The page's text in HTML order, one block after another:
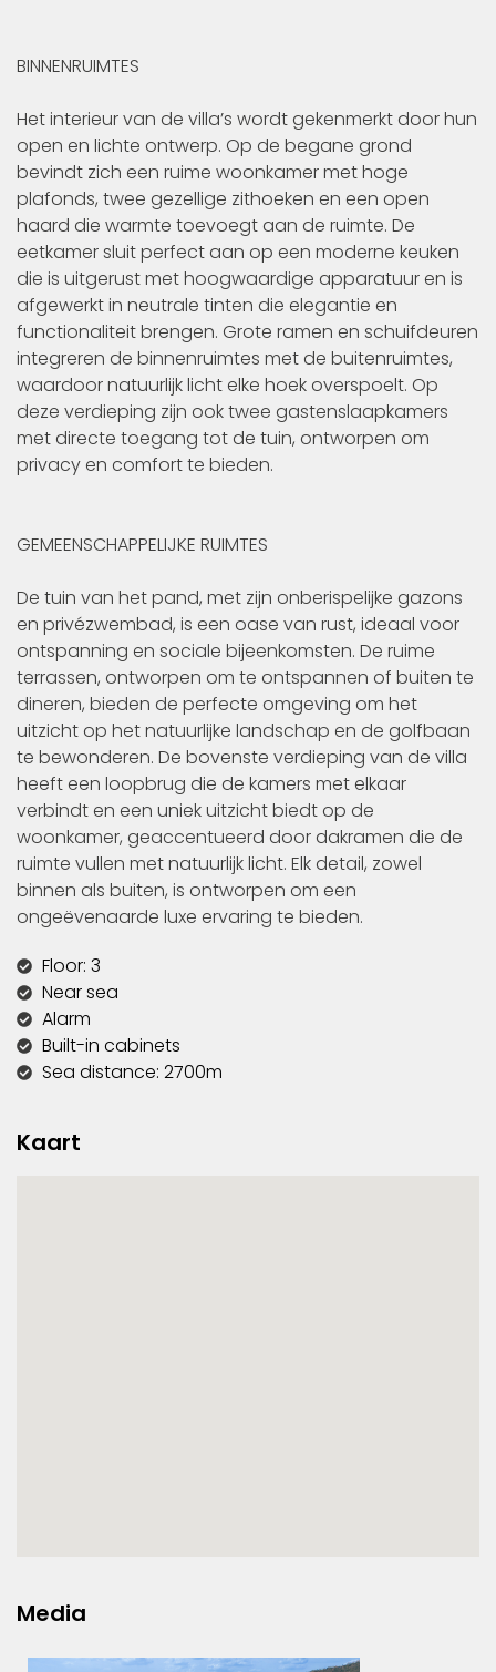
BINNENRUIMTES
Het interieur van de villa’s wordt gekenmerkt door hun
open en lichte ontwerp. Op de begane grond
bevindt zich een ruime woonkamer met hoge
plafonds, twee gezellige zithoeken en een open
haard die warmte toevoegt aan de ruimte. De
eetkamer sluit perfect aan op een moderne keuken
die is uitgerust met hoogwaardige apparatuur en is
afgewerkt in neutrale tinten die elegantie en
functionaliteit brengen. Grote ramen en schuifdeuren
integreren de binnenruimtes met de buitenruimtes,
waardoor natuurlijk licht elke hoek overspoelt. Op
deze verdieping zijn ook twee gastenslaapkamers
met directe toegang tot de tuin, ontworpen om
privacy en comfort te bieden.
GEMEENSCHAPPELIJKE RUIMTES
De tuin van het pand, met zijn onberispelijke gazons
en privézwembad, is een oase van rust, ideaal voor
ontspanning en sociale bijeenkomsten. De ruime
terrassen, ontworpen om te ontspannen of buiten te
dineren, bieden de perfecte omgeving om het
uitzicht op het natuurlijke landschap en de golfbaan
te bewonderen. De bovenste verdieping van de villa
heeft een loopbrug die de kamers met elkaar
verbindt en een uniek uitzicht biedt op de
woonkamer, geaccentueerd door dakramen die de
ruimte vullen met natuurlijk licht. Elk detail, zowel
binnen als buiten, is ontworpen om een
ongeëvenaarde luxe ervaring te bieden.
Floor: 3
Near sea
Alarm
Built-in cabinets
Sea distance: 2700m
Kaart
Media